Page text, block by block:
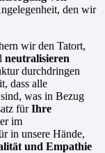
den wir
wir den Tatort,
neutralisieren
durchdringen
dass alle
was in Bezug
fürIhre
im
in unsere Hände,
und Empathie